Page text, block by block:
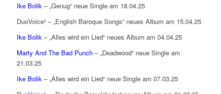
Ike Bolik– „Genug“ neue Single am 18.04.25
DuoVoice² – „English Baroque Songs“ neues Album am 15.04.25
Ike Bolik– „Alles wird ein Lied“ neues Album am 04.04.25
Marty And The Bad Punch– „Deadwood“ neue Single am
21.03.25
Ike Bolik– „Alles wird ein Lied“ neue Single am 07.03.25